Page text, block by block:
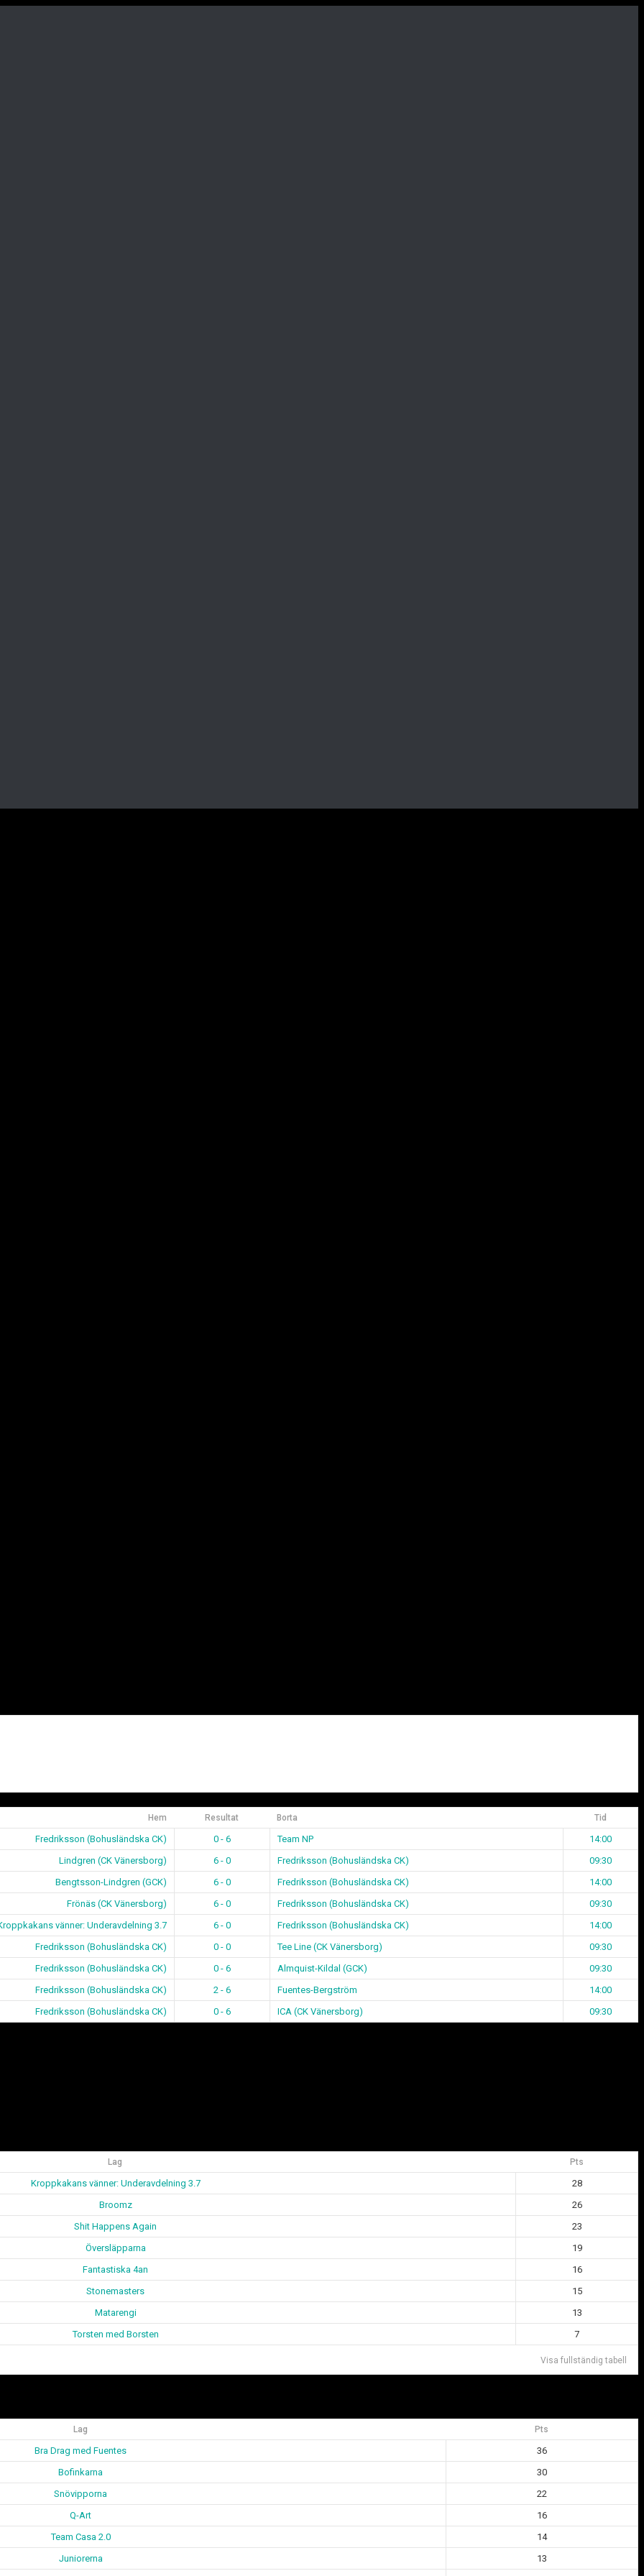
Hem Resultat Borta Tid
Fredriksson (Bohusländska CK) 0 - 6 Team NP
14:00
Lindgren (CK Vänersborg) 6 - 0 Fredriksson (Bohusländska CK)
09:30
Bengtsson-Lindgren (GCK) 6 - 0 Fredriksson (Bohusländska CK)
14:00
Frönäs (CK Vänersborg) 6 - 0 Fredriksson (Bohusländska CK)
09:30
vänner: Underavdelning 3.7 6 - 0 Fredriksson (Bohusländska CK)
14:00
Fredriksson (Bohusländska CK) 0 - 0 Tee Line (CK Vänersborg)
09:30
Fredriksson (Bohusländska CK) 0 - 6 Almquist-Kildal (GCK)
09:30
Fredriksson (Bohusländska CK) 2 - 6 Fuentes-Bergström
14:00
Fredriksson (Bohusländska CK) 0 - 6 ICA (CK Vänersborg) 09:30
Lag Pts
Kroppkakans vänner: Underavdelning 3.7
28
Broomz
26
Shit Happens Again
23
Översläpparna
19
Fantastiska 4an
16
Stonemasters
15
Matarengi
13
Torsten med Borsten 7
Visa fullständig tabell
Lag Pts
Bra Drag med Fuentes
36
Bofinkarna
30
Snövipporna
22
Q-Art
16
Team Casa 2.0
14
Juniorerna
13